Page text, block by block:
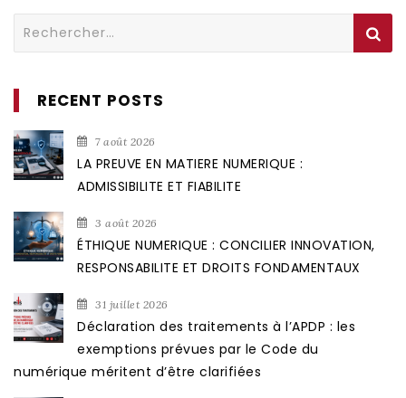
Rechercher :
RECENT POSTS
7 août 2026
LA PREUVE EN MATIERE NUMERIQUE :
ADMISSIBILITE ET FIABILITE
3 août 2026
ÉTHIQUE NUMERIQUE : CONCILIER INNOVATION,
RESPONSABILITE ET DROITS FONDAMENTAUX
31 juillet 2026
Déclaration des traitements à l’APDP : les
exemptions prévues par le Code du
numérique méritent d’être clarifiées